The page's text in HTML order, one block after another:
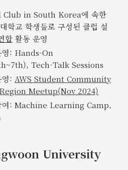
Club in South Korea에 속한
학교 학생들로 구성된 클럽 설
합 활동 운영
영: Hands-On
Tech-Talk Sessions
영: AWS Student Community
Region Meetup(Nov 2024)
여: Machine Learning Camp,
University